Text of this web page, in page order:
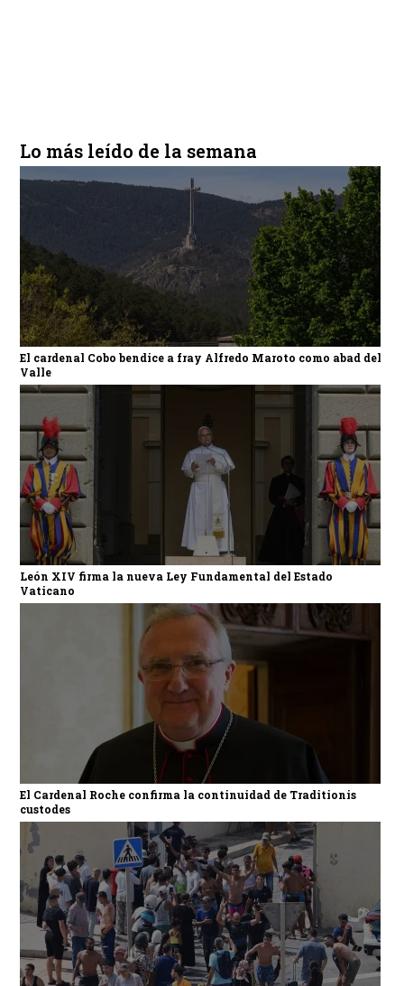
Lo más leído de la semana
El cardenal Cobo bendice a fray Alfredo Maroto como abad del
Valle
León XIV firma la nueva Ley Fundamental del Estado
Vaticano
El Cardenal Roche confirma la continuidad de Traditionis
custodes